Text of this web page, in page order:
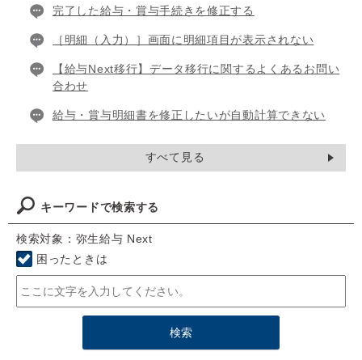
完了した給与・賞与手続きを修正する
［明細（入力）］画面に明細項目が表示されない
【給与Next移行】データ移行に関するよくあるお問い
合わせ
給与・賞与明細書を修正したいが自動計算できない
すべて見る
キーワードで検索する
検索対象：弥生給与 Next
困ったときは